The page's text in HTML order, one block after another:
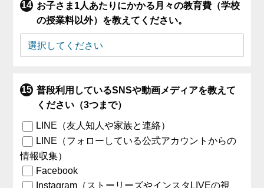
お子さま1人あたりにかかる月々の教育費（学校
の授業料以外）を教えてください。
普段利用しているSNSや動画メディアを教えて
ください（3つまで）
LINE（友人知人や家族と連絡）
LINE（フォローしている公式アカウントからの
情報収集）
Facebook
Instagram（ストーリーズやインスタLIVEの視